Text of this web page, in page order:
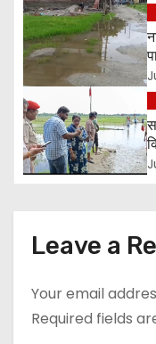
i
o
n
Leave a
Your email
Required fields